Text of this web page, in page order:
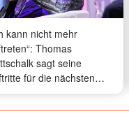
kann nicht mehr
Thomas
sagt seine
für die nächsten
ab – der Grund ist